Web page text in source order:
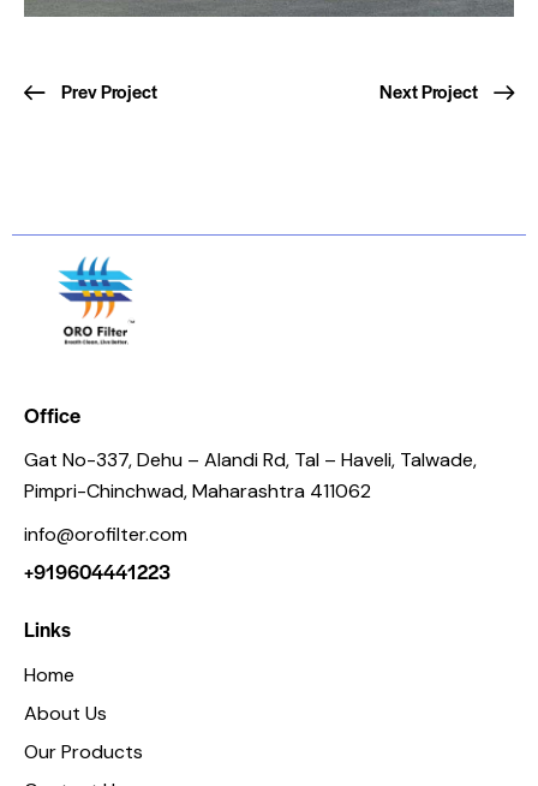
Prev Project Next Project
Office
Gat No-337, Dehu – Alandi Rd, Tal – Haveli, Talwade,
Pimpri-Chinchwad, Maharashtra 411062
info@orofilter.com
+919604441223
Links
Home
About Us
Our Products